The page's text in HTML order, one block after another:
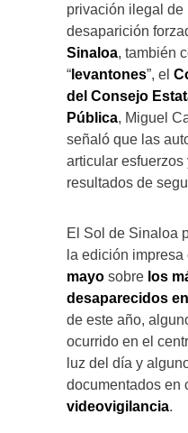
privación ilegal de
desaparición
Sinaloa, también
“ levantones”, el
del Consejo
Pública, Miguel
señaló que las
articular esfuerzos
resultados de
El Sol de Sinaloa
la edición impresa
mayo sobre los
desaparecidos
de este año,
ocurrido en el
luz del día y
documentados en
videovigilancia.